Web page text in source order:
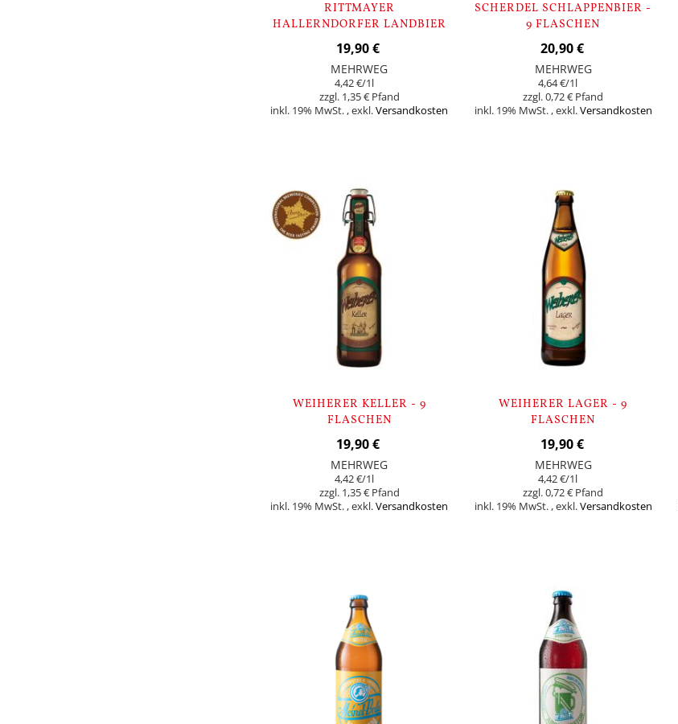
RITTMAYER
HALLERNDORFER LANDBIER
HELL - 9 FLASCHEN
19,90 €
MEHRWEG
4,42 €/1l
1,35 €
inkl. 19% MwSt. ,exkl.Versandkosten
SCHERDEL SCHLAPPENBIER -
9 FLASCHEN
20,90 €
MEHRWEG
4,64 €/1l
0,72 €
inkl. 19% MwSt. ,exkl.Versandkosten
WEIHERER KELLER - 9
FLASCHEN
19,90 €
MEHRWEG
4,42 €/1l
1,35 €
inkl. 19% MwSt. ,exkl.Versandkosten
WEIHERER LAGER - 9
FLASCHEN
19,90 €
MEHRWEG
4,42 €/1l
0,72 €
inkl. 19% MwSt. ,exkl.Versandkosten